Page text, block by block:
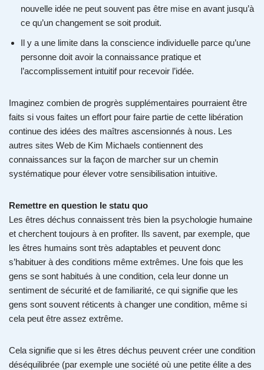
nouvelle idée ne peut souvent pas être mise en avant jusqu’à
ce qu’un changement se soit produit.
Il y a une limite dans la conscience individuelle parce qu’une
personne doit avoir la connaissance pratique et
l’accomplissement intuitif pour recevoir l’idée.
Imaginez combien de progrès supplémentaires pourraient être
faits si vous faites un effort pour faire partie de cette libération
continue des idées des maîtres ascensionnés à nous. Les
autres sites Web de Kim Michaels contiennent des
connaissances sur la façon de marcher sur un chemin
systématique pour élever votre sensibilisation intuitive.
Remettre en question le statu quo
Les êtres déchus connaissent très bien la psychologie humaine
et cherchent toujours à en profiter. Ils savent, par exemple, que
les êtres humains sont très adaptables et peuvent donc
s’habituer à des conditions même extrêmes. Une fois que les
gens se sont habitués à une condition, cela leur donne un
sentiment de sécurité et de familiarité, ce qui signifie que les
gens sont souvent réticents à changer une condition, même si
cela peut être assez extrême.
Cela signifie que si les êtres déchus peuvent créer une condition
déséquilibrée (par exemple une société où une petite élite a des